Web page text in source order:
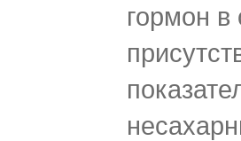
гормон в